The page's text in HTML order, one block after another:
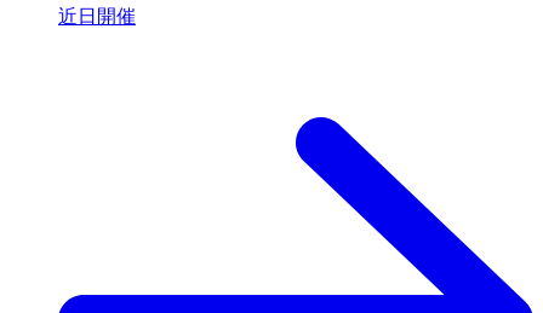
近日開催